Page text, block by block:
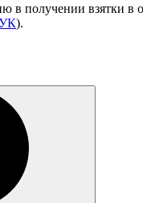
в получении взятки в
УК).